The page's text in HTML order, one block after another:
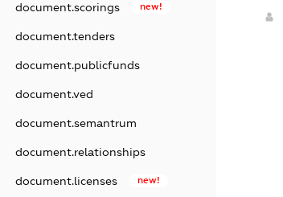
document.scorings new!
document.tenders
document.publicfunds
document.ved
document.semantrum
document.relationships
document.licenses new!